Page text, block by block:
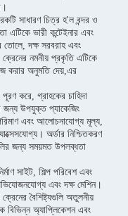
সাধারণ চিত্র হ'ল বন্দর ও
এটিকে ভারী কন্টেইনার এবং
দক্ষ সরবরাহ এবং
নমনীয় প্রকৃতি এটিকে
করার অনুমতি দেয়,এর
করে, গ্রাহকের চাহিদা
জন্য উপযুক্ত প্যাকেজিং
এবং আলোচনাযোগ্য মূল্য,
অর্ডার নিশ্চিতকরণ
জন্য সময়মত উপলব্ধতা
সাইট, শিল্প পরিবেশ এবং
এবং দক্ষ মেশিন।
বৈশিষ্ট্যগুলি অতুলনীয়
বিভিন্ন অ্যাপ্লিকেশন এবং